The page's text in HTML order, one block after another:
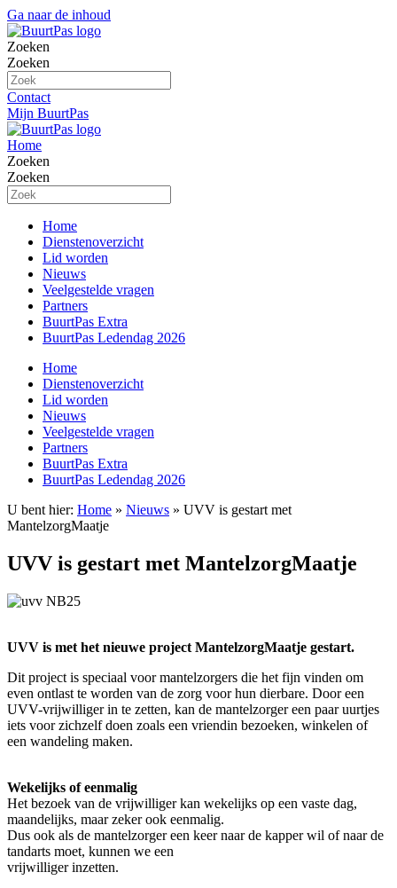
Ga naar de inhoud
Zoeken
Zoeken
Contact
Mijn BuurtPas
Home
Zoeken
Zoeken
Home
Dienstenoverzicht
Lid worden
Nieuws
Veelgestelde vragen
Partners
BuurtPas Extra
BuurtPas Ledendag 2026
Home
Dienstenoverzicht
Lid worden
Nieuws
Veelgestelde vragen
Partners
BuurtPas Extra
BuurtPas Ledendag 2026
U bent hier: Home » Nieuws » UVV is gestart met
MantelzorgMaatje
UVV is gestart met MantelzorgMaatje
UVV is met het nieuwe project MantelzorgMaatje gestart.
Dit project is speciaal voor mantelzorgers die het fijn vinden om
even ontlast te worden van de zorg voor hun dierbare. Door een
UVV-vrijwilliger in te zetten, kan de mantelzorger een paar uurtjes
iets voor zichzelf doen zoals een vriendin bezoeken, winkelen of
een wandeling maken.
Wekelijks of eenmalig
Het bezoek van de vrijwilliger kan wekelijks op een vaste dag,
maandelijks, maar zeker ook eenmalig.
Dus ook als de mantelzorger een keer naar de kapper wil of naar de
tandarts moet, kunnen we een
vrijwilliger inzetten.